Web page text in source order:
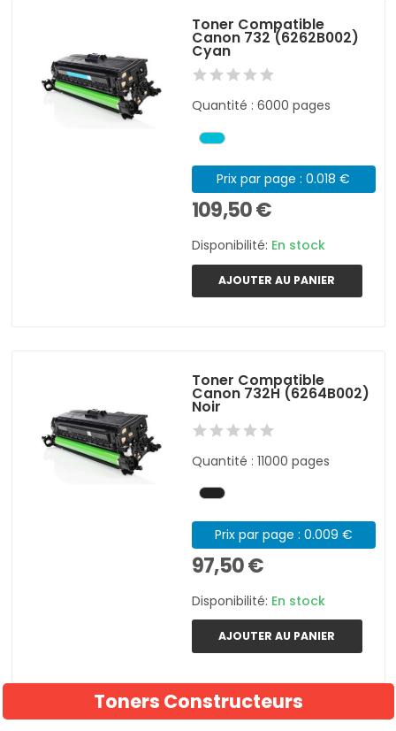
Toner Compatible
Canon 732 (6262B002)
Cyan
Quantité : 6000 pages
Prix par page : 0.018 €
109,50 €
Disponibilité: En stock
AJOUTER AU PANIER
Toner Compatible
Canon 732H (6264B002)
Noir
Quantité : 11000 pages
Prix par page : 0.009 €
97,50 €
Disponibilité: En stock
AJOUTER AU PANIER
Toners Constructeurs